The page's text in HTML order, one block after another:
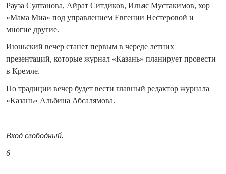
Рауза Султанова, Айрат Ситдиков, Ильяс Мустакимов, хор
«Мама Миа» под управлением Евгении Нестеровой и
многие другие.
Июньский вечер станет первым в череде летних
презентаций, которые журнал «Казань» планирует провести
в Кремле.
По традиции вечер будет вести главный редактор журнала
«Казань» Альбина Абсалямова.
Вход свободный.
6+